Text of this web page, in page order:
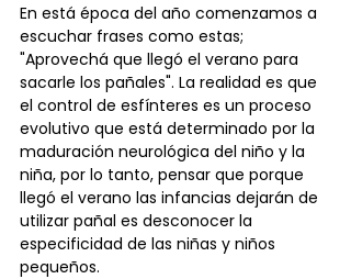
En está época del año comenzamos a
escuchar frases como estas;
"Aprovechá que llegó el verano para
sacarle los pañales". La realidad es que
el control de esfínteres es un proceso
evolutivo que está determinado por la
maduración neurológica del niño y la
niña, por lo tanto, pensar que porque
llegó el verano las infancias dejarán de
utilizar pañal es desconocer la
especificidad de las niñas y niños
pequeños.